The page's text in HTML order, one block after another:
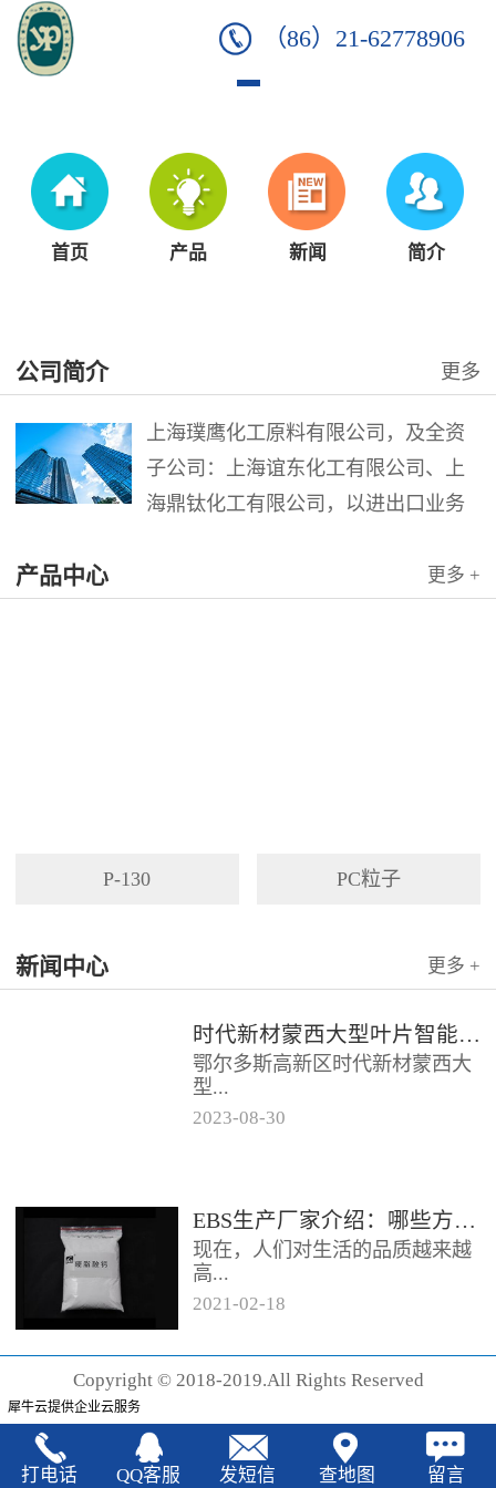
（86）21-62778906
首页 产品 新闻 简介
公司简介 更多
上海璞鹰化工原料有限公司，及全资
子公司：上海谊东化工有限公司、上
海鼎钛化工有限公司，以进出口业务
品。公司以其灵活的市场对策和创造
产品中心 更多 +
P-130 PC粒子
新闻中心 更多 +
时代新材蒙西大型叶片智能制造基地项目开工
鄂尔多斯高新区时代新材蒙西大
型...
分为...
2023-08-30
EBS生产厂家‍介绍：哪些方法可以验证EBS的润滑效果
现在，人们对生活的品质越来越
高...
声也越来越强烈，很多厂家在利
2021-02-18
Copyright © 2018-2019.All Rights Reserved
犀牛云提供企业云服务
打电话 QQ客服 发短信 查地图 留言